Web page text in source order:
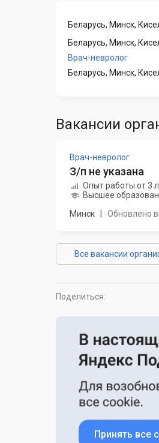
Беларусь, Минск,
Беларусь, Минск,
Врач-невролог
Беларусь, Минск,
Вакансии
Врач-невролог
З/п не указана
Опыт работы от 3
Высшее
Минск
Обновлено
Все вакансии
Поделиться:
Принять все